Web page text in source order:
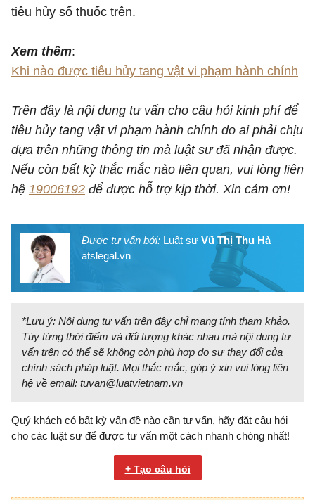
tiêu hủy số thuốc trên.
Xem thêm:
Khi nào được tiêu hủy tang vật vi phạm hành chính
Trên đây là nội dung tư vấn cho câu hỏi kinh phí để
tiêu hủy tang vật vi phạm hành chính do ai phải chịu
dựa trên những thông tin mà luật sư đã nhận được.
Nếu còn bất kỳ thắc mắc nào liên quan, vui lòng liên
hệ 19006192 để được hỗ trợ kịp thời. Xin cảm ơn!
Được tư vấn bởi: Luật sư Vũ Thị Thu Hà
atslegal.vn
*Lưu ý: Nội dung tư vấn trên đây chỉ mang tính tham khảo.
Tùy từng thời điểm và đối tượng khác nhau mà nội dung tư
vấn trên có thể sẽ không còn phù hợp do sự thay đổi của
chính sách pháp luật. Mọi thắc mắc, góp ý xin vui lòng liên
hệ về email: tuvan@luatvietnam.vn
Quý khách có bất kỳ vấn đề nào cần tư vấn, hãy đặt câu hỏi
cho các luật sư để được tư vấn một cách nhanh chóng nhất!
+ Tạo câu hỏi